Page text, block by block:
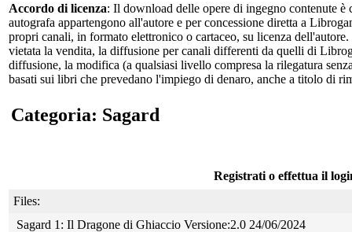
Accordo di licenza: Il download delle opere di ingegno contenute
autografa appartengono all'autore e per concessione diretta a
propri canali, in formato elettronico o cartaceo, su licenza
vietata la vendita, la diffusione per canali differenti da quelli di
diffusione, la modifica (a qualsiasi livello compresa la rilegatura
basati sui libri che prevedano l'impiego di denaro, anche a titolo di
Categoria: Sagard
Registrati o effettua il
Files:
Sagard 1: Il Dragone di Ghiaccio Versione:2.0 24/06/2024